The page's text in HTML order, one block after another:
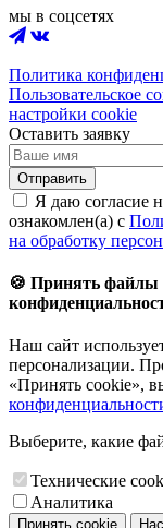
мы в соцсетях
Политика
Пользовательское
настройки cookie
Оставить заявку
Отправить
Я даю согласие
ознакомлен(а) с
на обработку
🍪 Принять файлы
Наш сайт
персонализации.
«Принять cookie»,
Выберите, какие
Технические
Аналитика
Принять cookie